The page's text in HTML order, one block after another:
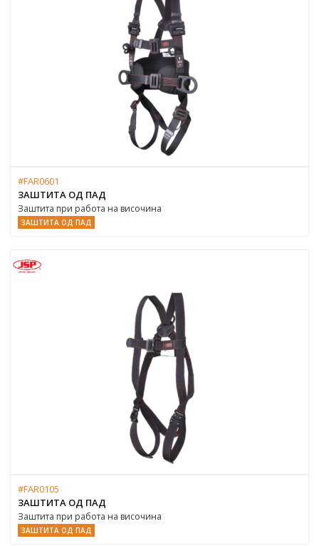
#FAR0601
ЗАШТИТА ОД ПАД
Заштита при работа на височина
ЗАШТИТА ОД ПАД
#FAR0105
ЗАШТИТА ОД ПАД
Заштита при работа на височина
ЗАШТИТА ОД ПАД